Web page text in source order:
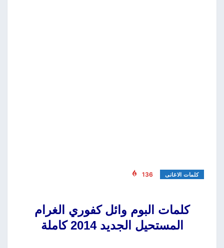
كلمات الاغانى 136
كلمات البوم وائل كفوري الغرام
المستحيل الجديد 2014 كاملة